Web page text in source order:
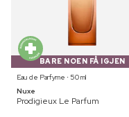
BARE NOEN FÅ IGJEN
Eau de Parfyme ⋅ 50 ml
Nuxe
Prodigieux Le Parfum